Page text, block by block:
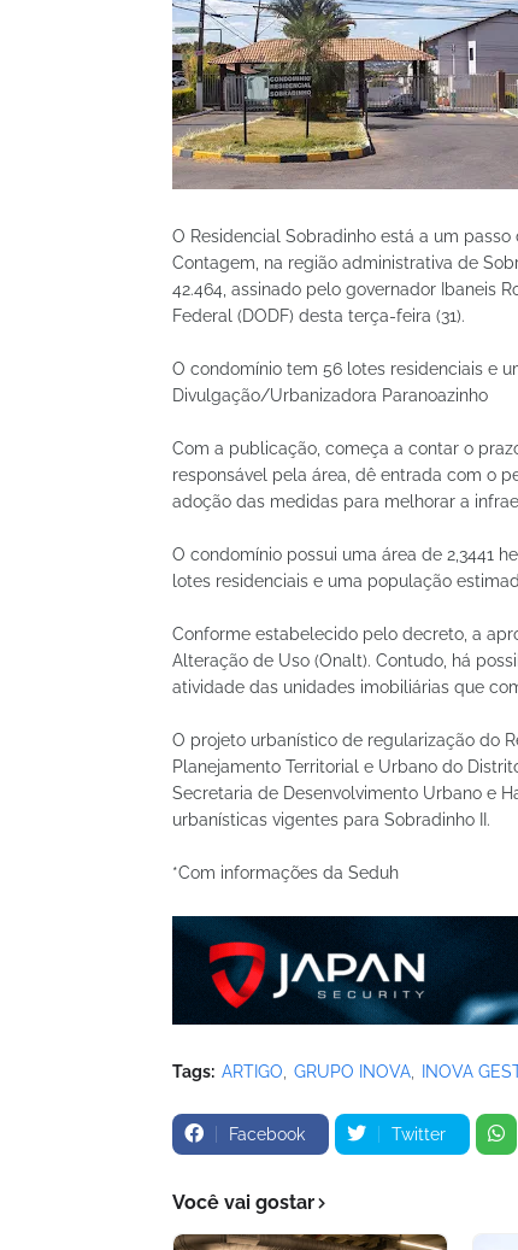
O Residencial Sobradinho está a um
Contagem, na região administrativa de
42.464, assinado pelo governador Ibaneis
Federal (DODF) desta terça-feira (31).
O condomínio tem 56 lotes residenciais e
Divulgação/Urbanizadora Paranoazinho
Com a publicação, começa a contar o
responsável pela área, dê entrada com o
adoção das medidas para melhorar a
O condomínio possui uma área de 2,3441
lotes residenciais e uma população
Conforme estabelecido pelo decreto, a
Alteração de Uso (Onalt). Contudo, há
atividade das unidades imobiliárias que
O projeto urbanístico de regularização do
Planejamento Territorial e Urbano do
Secretaria de Desenvolvimento Urbano e
urbanísticas vigentes para Sobradinho II.
*Com informações da Seduh
Tags: ARTIGO GRUPO INOVA INOVA
Facebook Twitter
Você vai gostar